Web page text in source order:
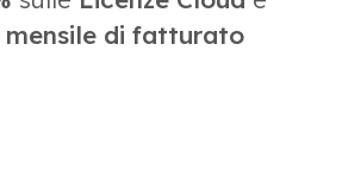
di fatturato